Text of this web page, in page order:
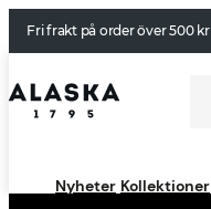
Fri frakt på order över 500 kr
Nyheter Kollektioner